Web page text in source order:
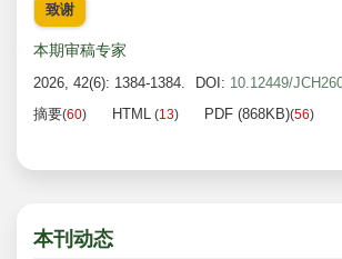
致谢
本期审稿专家
2026, 42(6): 1384-1384. DOI: 10.12449/
摘要(60) HTML (13) PDF (868KB)(56)
本刊动态